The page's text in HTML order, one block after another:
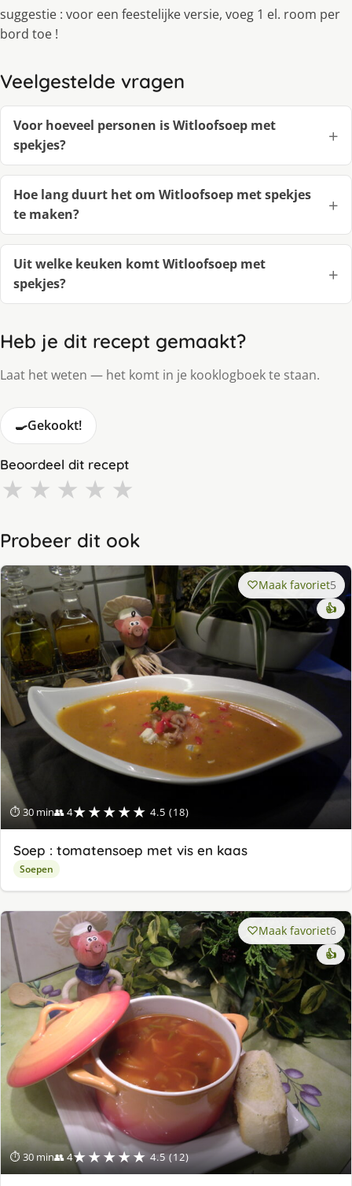
suggestie : voor een feestelijke versie, voeg 1 el. room per
bord toe !
Veelgestelde vragen
Voor hoeveel personen is Witloofsoep met
spekjes?
Hoe lang duurt het om Witloofsoep met spekjes
te maken?
Uit welke keuken komt Witloofsoep met
spekjes?
Heb je dit recept gemaakt?
Laat het weten — het komt in je kooklogboek te staan.
🍳Gekookt!
Beoordeel dit recept
★ ★ ★ ★ ★
Probeer dit ook
⏱ 30 min👥 4★★★★★ 4.5 (18)
Maak favoriet5
👍
Soep : tomatensoep met vis en kaas
Soepen
⏱ 30 min👥 4★★★★★ 4.5 (12)
Maak favoriet6
👍